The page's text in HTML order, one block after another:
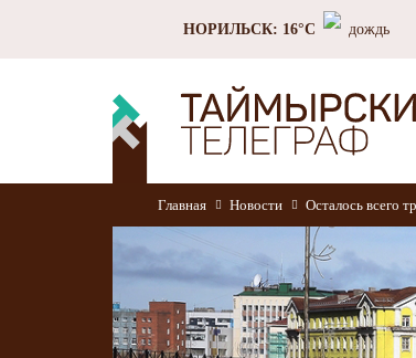
НОРИЛЬСК: 16°C дождь
Главная Новости Осталось всего